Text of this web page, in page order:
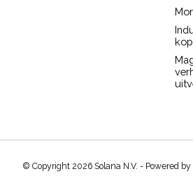
© Copyright 2026 Solana N.V. - Powered by